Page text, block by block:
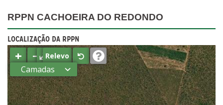
RPPN CACHOEIRA DO REDONDO
LOCALIZAÇÃO DA RPPN
+ −⤢Relevo
Camadas
Estados
Municípios